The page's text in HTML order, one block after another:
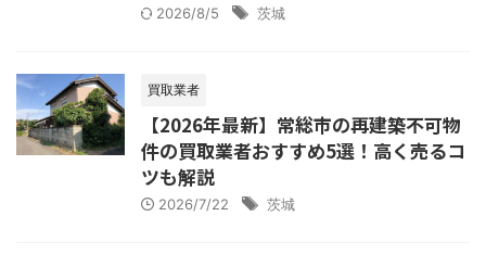
2026/8/5 茨城
買取業者
【2026年最新】常総市の再建築不可物
件の買取業者おすすめ5選！高く売るコ
ツも解説
2026/7/22 茨城